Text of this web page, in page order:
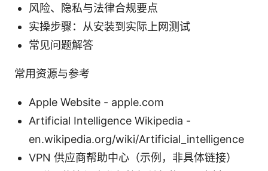
风险、隐私与法律合规要点
实操步骤：从安装到实际上网测试
常见问题解答
常用资源与参考
Apple Website - apple.com
Artificial Intelligence Wikipedia -
en.wikipedia.org/wiki/Artificial_intelligence
VPN 供应商帮助中心（示例，非具体链接）